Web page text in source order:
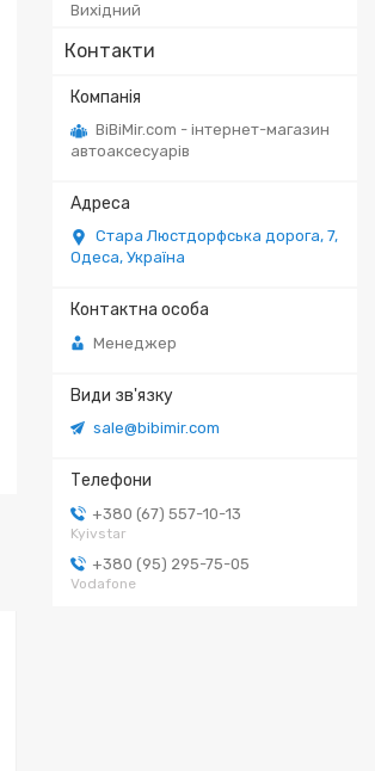
Вихідний
Контакти
BiBiMir.com - інтернет-магазин
автоаксесуарів
Стара Люстдорфська дорога, 7,
Одеса, Україна
Менеджер
sale@bibimir.com
+380 (67) 557-10-13
Kyivstar
+380 (95) 295-75-05
Vodafone